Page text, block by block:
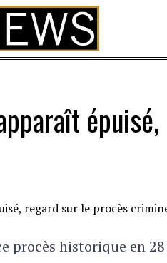
procès historique en